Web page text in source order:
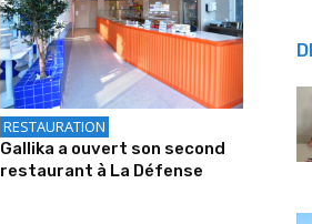
RESTAURATION
Gallika a ouvert son second
restaurant à La Défense